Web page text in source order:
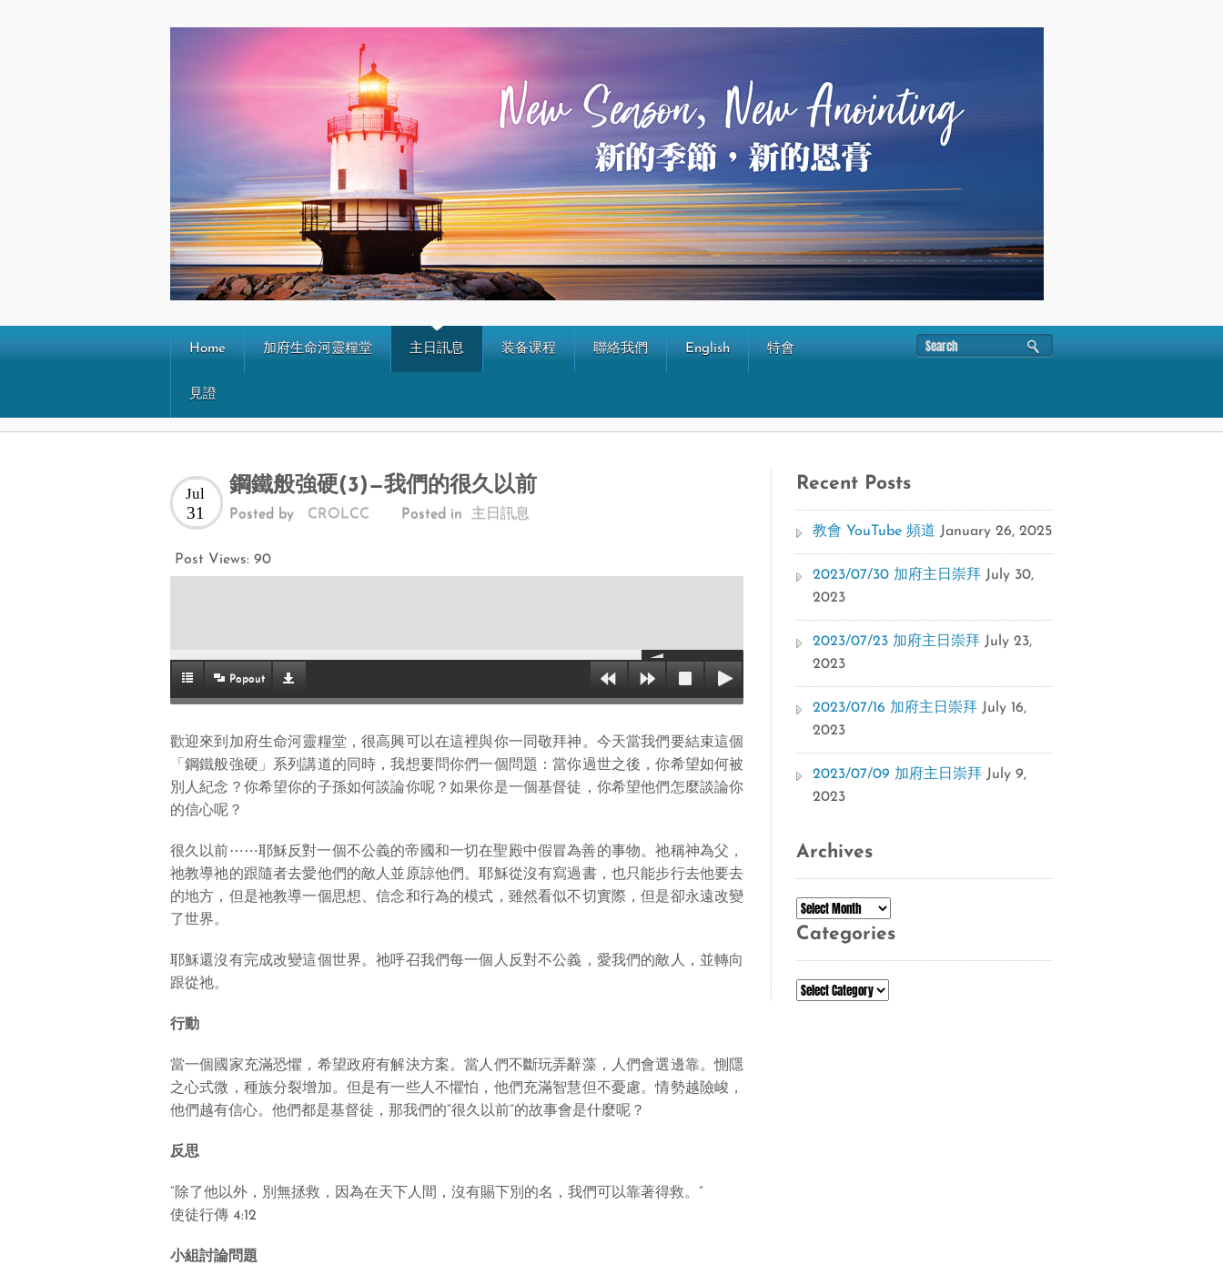
Home 加府生命河靈糧堂 主日訊息 装备课程 聯絡我們 English 特會
見證
鋼鐵般強硬(3)—我們的很久以前
Jul
31 Posted by CROLCC Posted in 主日訊息
Post Views: 90
Popout
歡迎來到加府生命河靈糧堂，很高興可以在這裡與你一同敬拜神。今天當我們要結束這個
「鋼鐵般強硬」系列講道的同時，我想要問你們一個問題：當你過世之後，你希望如何被
別人紀念？你希望你的子孫如何談論你呢？如果你是一個基督徒，你希望他們怎麼談論你
的信心呢？
很久以前⋯⋯耶穌反對一個不公義的帝國和一切在聖殿中假冒為善的事物。祂稱神為父，
祂教導祂的跟隨者去愛他們的敵人並原諒他們。耶穌從沒有寫過書，也只能步行去他要去
的地方，但是祂教導一個思想、信念和行為的模式，雖然看似不切實際，但是卻永遠改變
了世界。
耶穌還沒有完成改變這個世界。祂呼召我們每一個人反對不公義，愛我們的敵人，並轉向
跟從祂。
行動
當一個國家充滿恐懼，希望政府有解決方案。當人們不斷玩弄辭藻，人們會選邊靠。惻隱
之心式微，種族分裂增加。但是有一些人不懼怕，他們充滿智慧但不憂慮。情勢越險峻，
他們越有信心。他們都是基督徒，那我們的“很久以前”的故事會是什麼呢？
反思
“除了他以外，別無拯救，因為在天下人間，沒有賜下別的名，我們可以靠著得救。”
使徒行傳 4:12
小組討論問題
Recent Posts
教會 YouTube 頻道 January 26, 2025
2023/07/30 加府主日崇拜 July 30,
2023
2023/07/23 加府主日崇拜 July 23,
2023
2023/07/16 加府主日崇拜 July 16,
2023
2023/07/09 加府主日崇拜 July 9,
2023
Archives
Archives
Categories
Categories